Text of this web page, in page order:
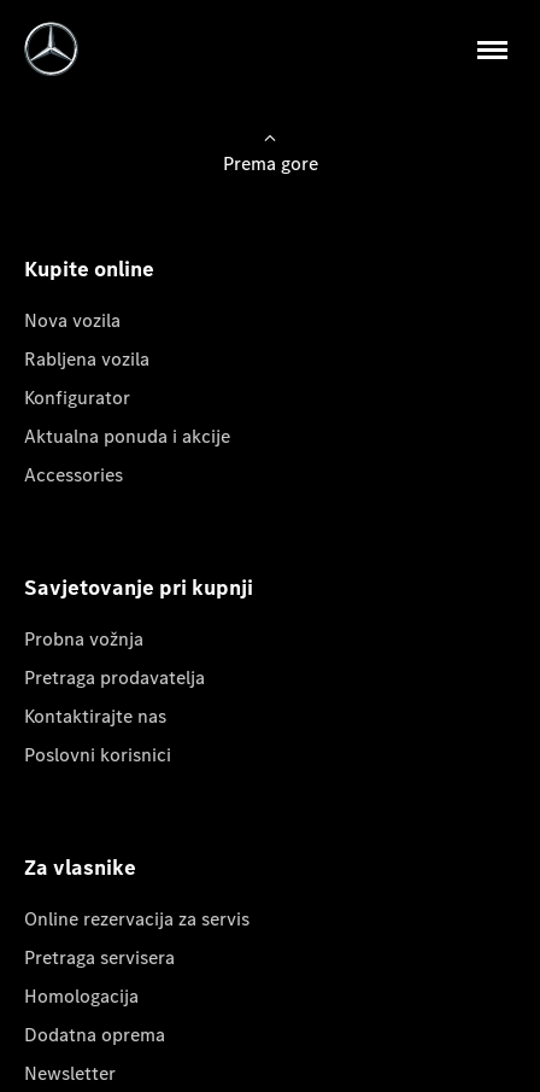
Prema gore
Kupite online
Nova vozila
Rabljena vozila
Konfigurator
Aktualna ponuda i akcije
Accessories
Savjetovanje pri kupnji
Probna vožnja
Pretraga prodavatelja
Kontaktirajte nas
Poslovni korisnici
Za vlasnike
Online rezervacija za servis
Pretraga servisera
Homologacija
Dodatna oprema
Newsletter